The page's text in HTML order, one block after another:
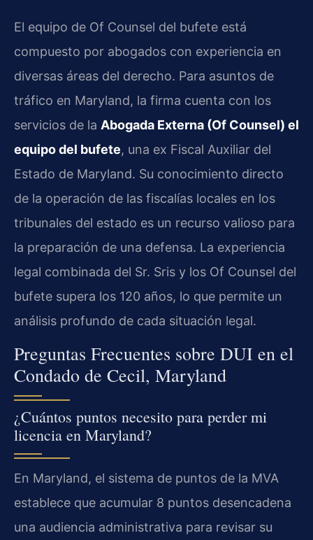
El equipo de Of Counsel del bufete está
compuesto por abogados con experiencia en
diversas áreas del derecho. Para asuntos de
tráfico en Maryland, la firma cuenta con los
servicios de la Abogada Externa (Of Counsel) el
equipo del bufete, una ex Fiscal Auxiliar del
Estado de Maryland. Su conocimiento directo
de la operación de las fiscalías locales en los
tribunales del estado es un recurso valioso para
la preparación de una defensa. La experiencia
legal combinada del Sr. Sris y los Of Counsel del
bufete supera los 120 años, lo que permite un
análisis profundo de cada situación legal.
Preguntas Frecuentes sobre DUI en el
Condado de Cecil, Maryland
¿Cuántos puntos necesito para perder mi
licencia en Maryland?
En Maryland, el sistema de puntos de la MVA
establece que acumular 8 puntos desencadena
una audiencia administrativa para revisar su